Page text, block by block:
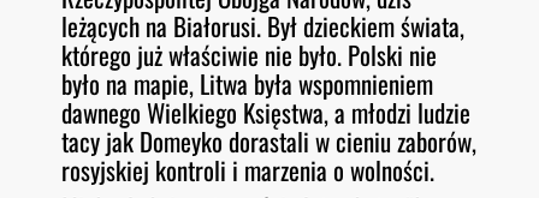
leżących na Białorusi. Był dzieckiem świata,
którego już właściwie nie było. Polski nie
było na mapie, Litwa była wspomnieniem
dawnego Wielkiego Księstwa, a młodzi ludzie
tacy jak Domeyko dorastali w cieniu zaborów,
rosyjskiej kontroli i marzenia o wolności.